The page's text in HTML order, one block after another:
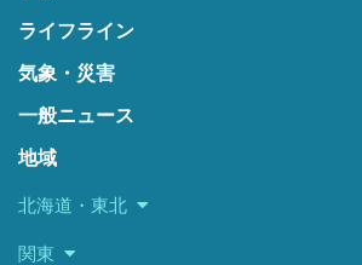
ライフライン
気象・災害
一般ニュース
地域
北海道・東北
関東